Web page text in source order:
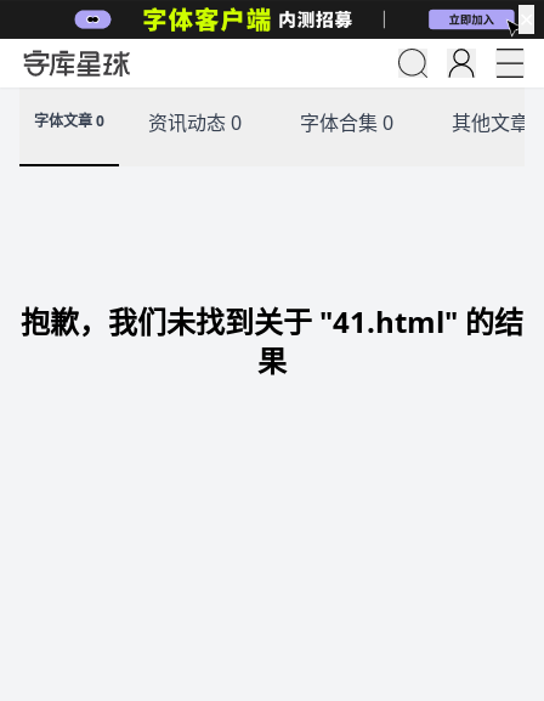
字体文章 0 资讯动态 0 字体合集 0 其他文章 0
抱歉，我们未找到关于 "41.html" 的结
果